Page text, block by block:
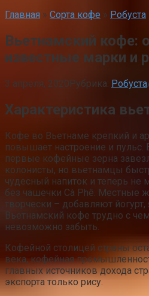
Главная » Сорта кофе » Робуста
Вьетнамский кофе:
известные марки и
3 апреля, 2020Рубрика: Робуста
Характеристика
Кофе во Вьетнаме крепкий и
повышает настроение и пульс.
первые кофейные зерна
колонисты, но вьетнамцы
чудесный напиток и теперь не
без чашечки Cà Phê. Местные
творчески – добавляют
Вьетнамский кофе трудно с
невозможно забыть.
Кофейной столицей страны
века, кофейная
главных источников дохода
экспорта только рису.